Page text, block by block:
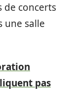
de concerts
une salle
pas